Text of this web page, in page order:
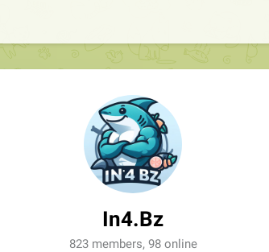
In4.Bz
823 members, 98 online